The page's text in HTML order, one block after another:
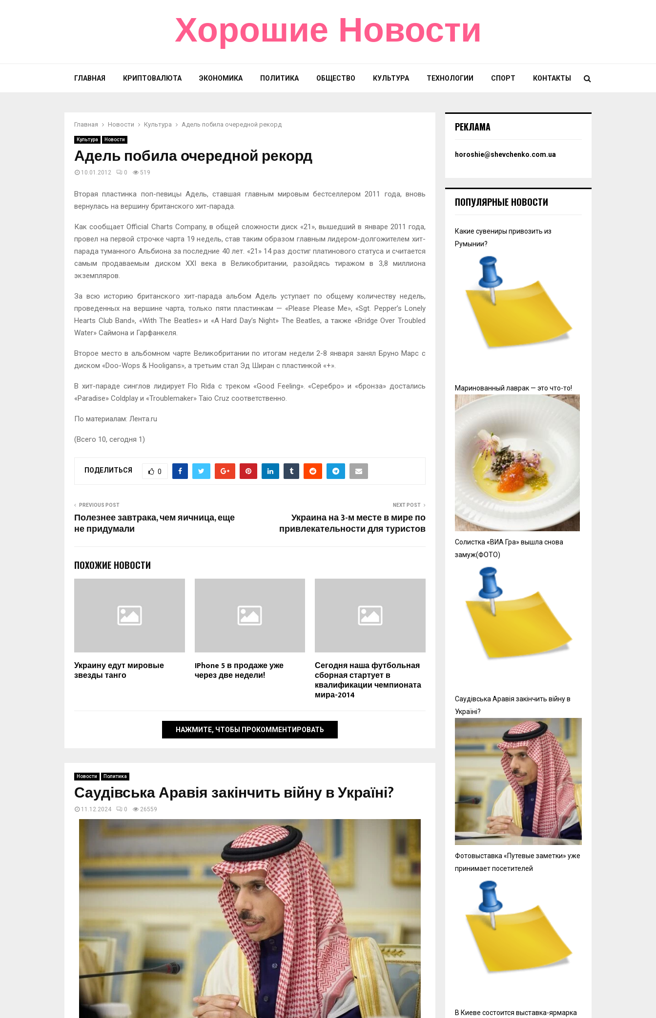
Хорошие Новости
ГЛАВНАЯ КРИПТОВАЛЮТА ЭКОНОМИКА ПОЛИТИКА ОБЩЕСТВО КУЛЬТУРА ТЕХНОЛОГИИ СПОРТ КОНТАКТЫ
Главная Новости Культура Адель побила очередной рекорд
Культура Новости
Адель побила очередной рекорд
10.01.2012 0 519
Вторая пластинка поп-певицы Адель, ставшая главным мировым бестселлером 2011 года, вновь
вернулась на вершину британского хит-парада.
Как сообщает Official Charts Company, в общей сложности диск «21», вышедший в январе 2011 года,
провел на первой строчке чарта 19 недель, став таким образом главным лидером-долгожителем хит-
парада туманного Альбиона за последние 40 лет. «21» 14 раз достиг платинового статуса и считается
самым продаваемым диском XXI века в Великобритании, разойдясь тиражом в 3,8 миллиона
экземпляров.
За всю историю британского хит-парада альбом Адель уступает по общему количеству недель,
проведенных на вершине чарта, только пяти пластинкам — «Please Please Me», «Sgt. Pepper’s Lonely
Hearts Club Band», «With The Beatles» и «A Hard Day’s Night» The Beatles, а также «Bridge Over Troubled
Water» Саймона и Гарфанкеля.
Второе место в альбомном чарте Великобритании по итогам недели 2-8 января занял Бруно Марс с
диском «Doo-Wops & Hooligans», а третьим стал Эд Ширан с пластинкой «+».
В хит-параде синглов лидирует Flo Rida с треком «Good Feeling». «Серебро» и «бронза» достались
«Paradise» Coldplay и «Troublemaker» Taio Cruz соответственно.
По материалам: Лента.ru
(Всего 10, сегодня 1)
ПОДЕЛИТЬСЯ 0
PREVIOUS POST
Полезнее завтрака, чем яичница, еще
не придумали
NEXT POST
Украина на 3-м месте в мире по
привлекательности для туристов
ПОХОЖИЕ НОВОСТИ
Украину едут мировые
звезды танго
IPhone 5 в продаже уже
через две недели!
Сегодня наша футбольная
сборная стартует в
квалификации чемпионата
мира-2014
НАЖМИТЕ, ЧТОБЫ ПРОКОММЕНТИРОВАТЬ
Новости Политика
Саудівська Аравія закінчить війну в Україні?
11.12.2024 0 26559
РЕКЛАМА
horoshie@shevchenko.com.ua
ПОПУЛЯРНЫЕ НОВОСТИ
Какие сувениры привозить из
Румынии?
Маринованный лаврак — это что-то!
Солистка «ВИА Гра» вышла снова
замуж(ФОТО)
Саудівська Аравія закінчить війну в
Україні?
Фотовыставка «Путевые заметки» уже
принимает посетителей
В Киеве состоится выставка-ярмарка